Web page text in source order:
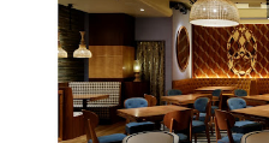
テキーラマーケット